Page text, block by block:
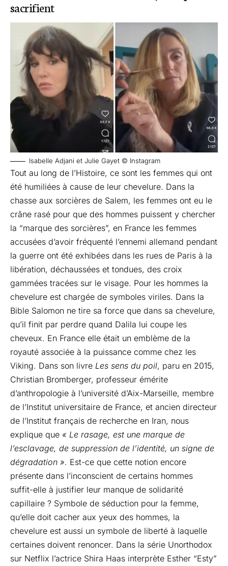
sacrifient
Isabelle Adjani et Julie Gayet © Instagram
Tout au long de l’Histoire, ce sont les femmes qui ont
été humiliées à cause de leur chevelure. Dans la
chasse aux sorcières de Salem, les femmes ont eu le
crâne rasé pour que des hommes puissent y chercher
la “marque des sorcières”, en France les femmes
accusées d’avoir fréquenté l’ennemi allemand pendant
la guerre ont été exhibées dans les rues de Paris à la
libération, déchaussées et tondues, des croix
gammées tracées sur le visage. Pour les hommes la
chevelure est chargée de symboles viriles. Dans la
Bible Salomon ne tire sa force que dans sa chevelure,
qu’il finit par perdre quand Dalila lui coupe les
cheveux. En France elle était un emblème de la
royauté associée à la puissance comme chez les
Viking. Dans son livre Les sens du poil, paru en 2015,
Christian Bromberger, professeur émérite
d’anthropologie à l’université d’Aix-Marseille, membre
de l’Institut universitaire de France, et ancien directeur
de l’Institut français de recherche en Iran, nous
explique que « Le rasage, est une marque de
l’esclavage, de suppression de l’identité, un signe de
dégradation ». Est-ce que cette notion encore
présente dans l’inconscient de certains hommes
suffit-elle à justifier leur manque de solidarité
capillaire ? Symbole de séduction pour la femme,
qu’elle doit cacher aux yeux des hommes, la
chevelure est aussi un symbole de liberté à laquelle
certaines doivent renoncer. Dans la série Unorthodox
sur Netflix l’actrice Shira Haas interprète Esther “Esty”